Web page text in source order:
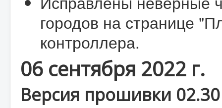
городов на странице
контроллера.
06 сентября 2022 г.
Версия прошивки